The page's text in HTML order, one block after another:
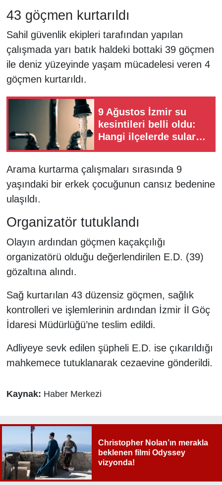
43 göçmen kurtarıldı
Sahil güvenlik ekipleri tarafından yapılan
çalışmada yarı batık haldeki bottaki 39 göçmen
ile deniz yüzeyinde yaşam mücadelesi veren 4
göçmen kurtarıldı.
9 Ağustos İzmir su
kesintileri belli oldu:
Hangi ilçelerde sular
Arama kurtarma çalışmaları sırasında 9
yaşındaki bir erkek çocuğunun cansız bedenine
ulaşıldı.
Organizatör tutuklandı
Olayın ardından göçmen kaçakçılığı
organizatörü olduğu değerlendirilen E.D. (39)
gözaltına alındı.
Sağ kurtarılan 43 düzensiz göçmen, sağlık
kontrolleri ve işlemlerinin ardından İzmir İl Göç
İdaresi Müdürlüğü’ne teslim edildi.
Adliyeye sevk edilen şüpheli E.D. ise çıkarıldığı
mahkemece tutuklanarak cezaevine gönderildi.
Kaynak: Haber Merkezi
Christopher Nolan’ın merakla
beklenen filmi Odyssey
vizyonda!